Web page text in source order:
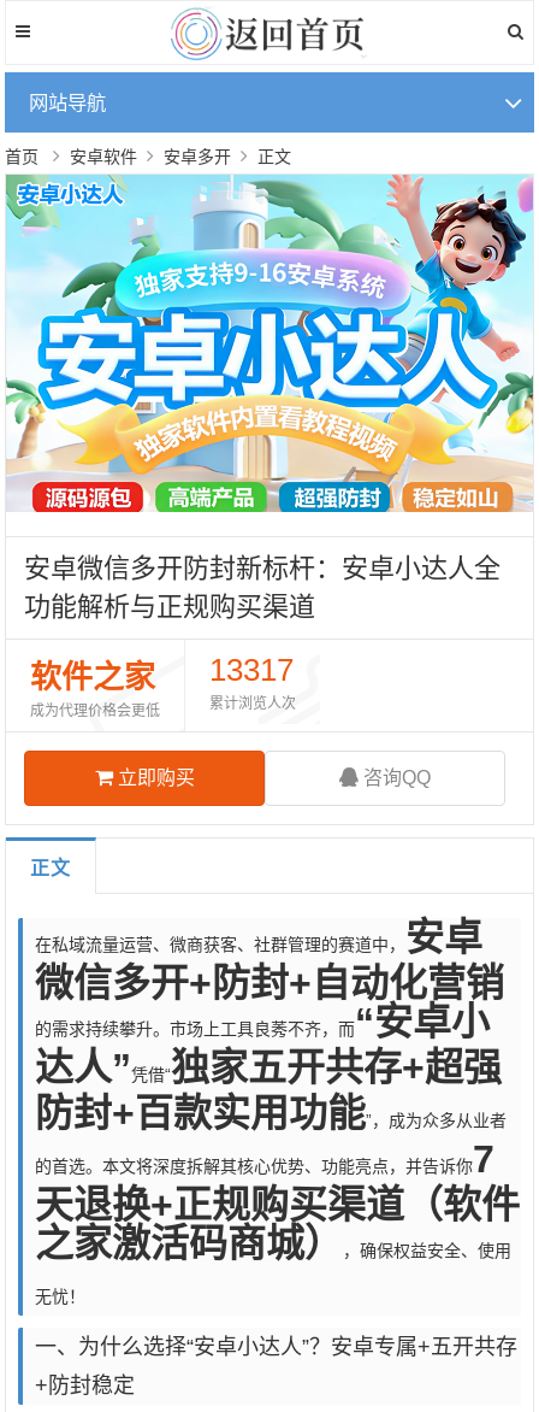
网站导航
首页 安卓软件 安卓多开 正文
安卓微信多开防封新标杆：安卓小达人全
功能解析与正规购买渠道
软件之家
成为代理价格会更低
13317
累计浏览人次
立即购买 咨询QQ
正文
在私域流量运营、微商获客、社群管理的赛道中， 安卓
微信多开+防封+自动化营销
的需求持续攀升。市场上工具良莠不齐，而“安卓小
达人”凭借“独家五开共存+超强
防封+百款实用功能”，成为众多从业者
的首选。本文将深度拆解其核心优势、功能亮点，并告诉你7
天退换+正规购买渠道（软件
之家激活码商城）
，确保权益安全、使用
无忧！
一、为什么选择“安卓小达人”？安卓专属+五开共存
+防封稳定